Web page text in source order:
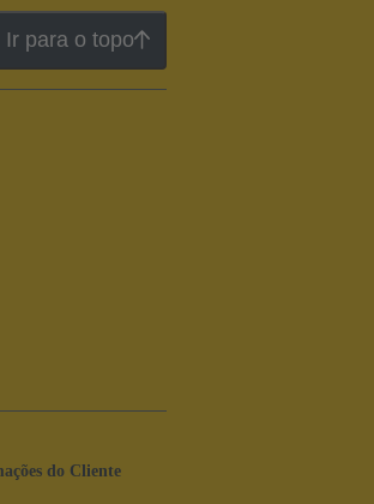
Ir para o topo
do Cliente